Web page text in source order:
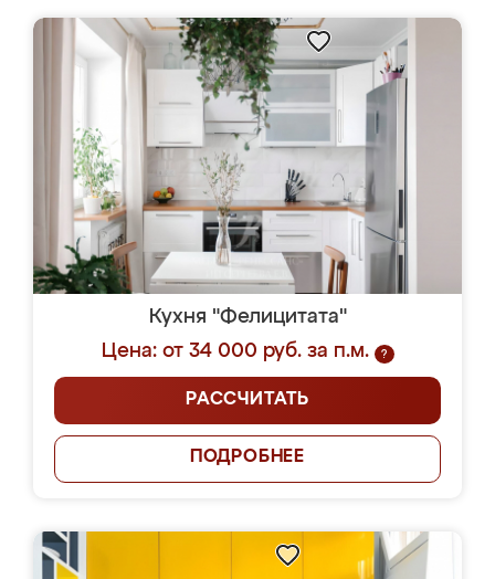
Кухня "Фелицитата"
Цена: от 34 000 руб. за п.м.
?
РАССЧИТАТЬ
ПОДРОБНЕЕ